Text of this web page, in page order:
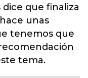
que finaliza
unas
tenemos que
tema.